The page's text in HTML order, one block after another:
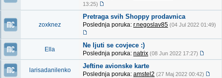
13:25)
zoxknez
Pretraga svih Shoppy prodavnica
Poslednja poruka: r.negoslav85 (04 Jul 2022 01:49)
Ella
Ne ljuti se covjece :)
Poslednja poruka: natrix (08 Jun 2022 17:27)
larisadanilenko
Jeftine avionske karte
Poslednja poruka: amstel2 (27 Maj 2022 00:42)